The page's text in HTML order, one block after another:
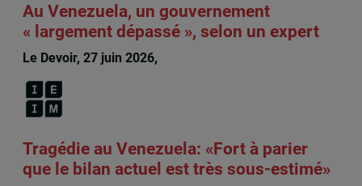
Au Venezuela, un gouvernement
« largement dépassé », selon un expert
Le Devoir, 27 juin 2026,
Tragédie au Venezuela: «Fort à parier
que le bilan actuel est très sous-estimé»